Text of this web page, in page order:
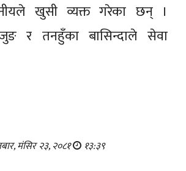
खुसी व्यक्त गरेका छन् ।
र तनहुँका बासिन्दाले सेवा
मंसिर २३, २०८१ १३:३९